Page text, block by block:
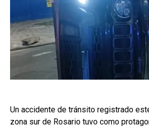
Un accidente de tránsito registrado
zona sur de Rosario tuvo como